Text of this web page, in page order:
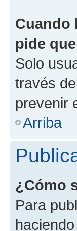
Cuando
pide
Solo
través
prevenir
Arriba
¿Cómo
Para